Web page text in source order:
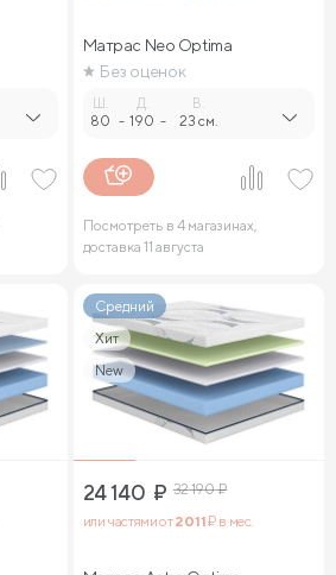
Матрас Neo Optima
Без оценок
80 -
Д.
190 -
В.
23 см.
Посмотреть в 4 магазинах,
доставка 11 августа
Средний
Хит
New
24 140 ₽ 32 190₽
или частями от2 011₽ в мес.